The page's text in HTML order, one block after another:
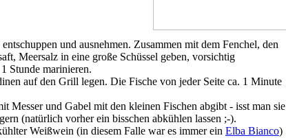
und ausnehmen. Zusammen mit dem Fenchel, den
Meersalz in eine große Schüssel geben, vorsichtig
Stunde marinieren.
auf den Grill legen. Die Fische von jeder Seite ca. 1 Minute
Messer und Gabel mit den kleinen Fischen abgibt - isst man sie
(natürlich vorher ein bisschen abkühlen lassen ;-).
Weißwein (in diesem Falle war es immer ein Elba Bianco)